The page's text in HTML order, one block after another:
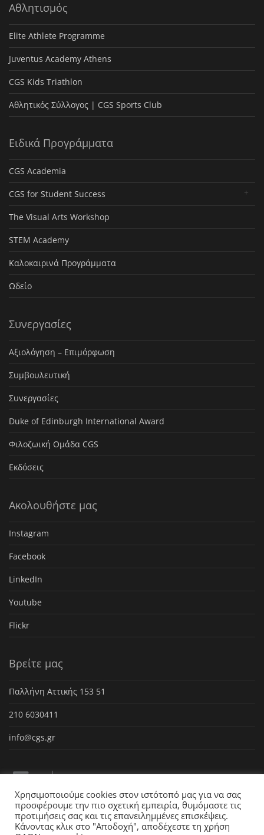
Αθλητισμός
Elite Athlete Programme
Juventus Academy Athens
CGS Kids Triathlon
Αθλητικός Σύλλογος | CGS Sports Club
Ειδικά Προγράμματα
CGS Academia
CGS for Student Success
The Visual Arts Workshop
STEM Academy
Καλοκαιρινά Προγράμματα
Ωδείο
Συνεργασίες
Αξιολόγηση – Επιμόρφωση
Συμβουλευτική
Συνεργασίες
Duke of Edinburgh International Award
Φιλοζωική Ομάδα CGS
Εκδόσεις
Ακολουθήστε μας
Instagram
Facebook
LinkedIn
Youtube
Flickr
Βρείτε μας
Παλλήνη Αττικής 153 51
210 6030411
info@cgs.gr
Χρησιμοποιούμε cookies στον ιστότοπό μας για να σας
προσφέρουμε την πιο σχετική εμπειρία, θυμόμαστε τις
προτιμήσεις σας και τις επανειλημμένες επισκέψεις.
Κάνοντας κλικ στο "Αποδοχή", αποδέχεστε τη χρήση